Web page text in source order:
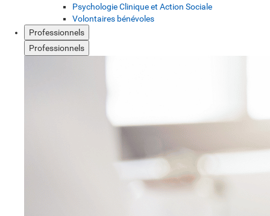
Psychologie Clinique et Action Sociale
Volontaires bénévoles
Professionnels
Professionnels